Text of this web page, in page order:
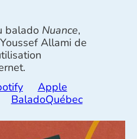
balado Nuance,
Allami de
Apple
BaladoQuébec